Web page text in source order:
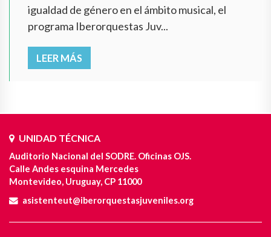
igualdad de género en el ámbito musical, el
programa Iberorquestas Juv...
LEER MÁS
UNIDAD TÉCNICA
Auditorio Nacional del SODRE. Oficinas OJS.
Calle Andes esquina Mercedes
Montevideo, Uruguay, CP 11000
asistenteut@iberorquestasjuveniles.org